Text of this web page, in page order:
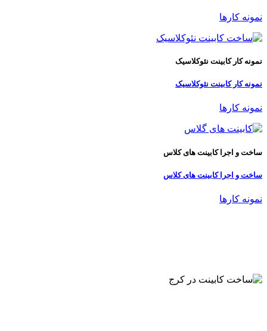
نمونه کارها
نمونه کار کابینت نئوکلاسیک
نمونه کار کابینت نئوکلاسیک
نمونه کارها
ساخت و اجرا کابینت های کلاس
ساخت و اجرا کابینت های کلاس
نمونه کارها